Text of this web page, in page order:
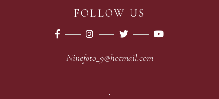
FOLLOW US
Ninefoto_9@hotmail.com